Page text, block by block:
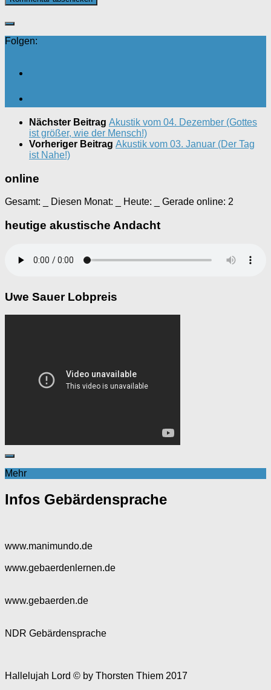
Folgen:
Nächster Beitrag Akustik vom 04. Dezember (Gottes
ist größer, wie der Mensch!)
Vorheriger Beitrag Akustik vom 03. Januar (Der Tag
ist Nahe!)
online
Gesamt: Diesen Monat: Heute: Gerade online: 2
heutige akustische Andacht
Uwe Sauer Lobpreis
Mehr
Infos Gebärdensprache
www.manimundo.de
www.gebaerdenlernen.de
www.gebaerden.de
NDR Gebärdensprache
Hallelujah Lord © by Thorsten Thiem 2017